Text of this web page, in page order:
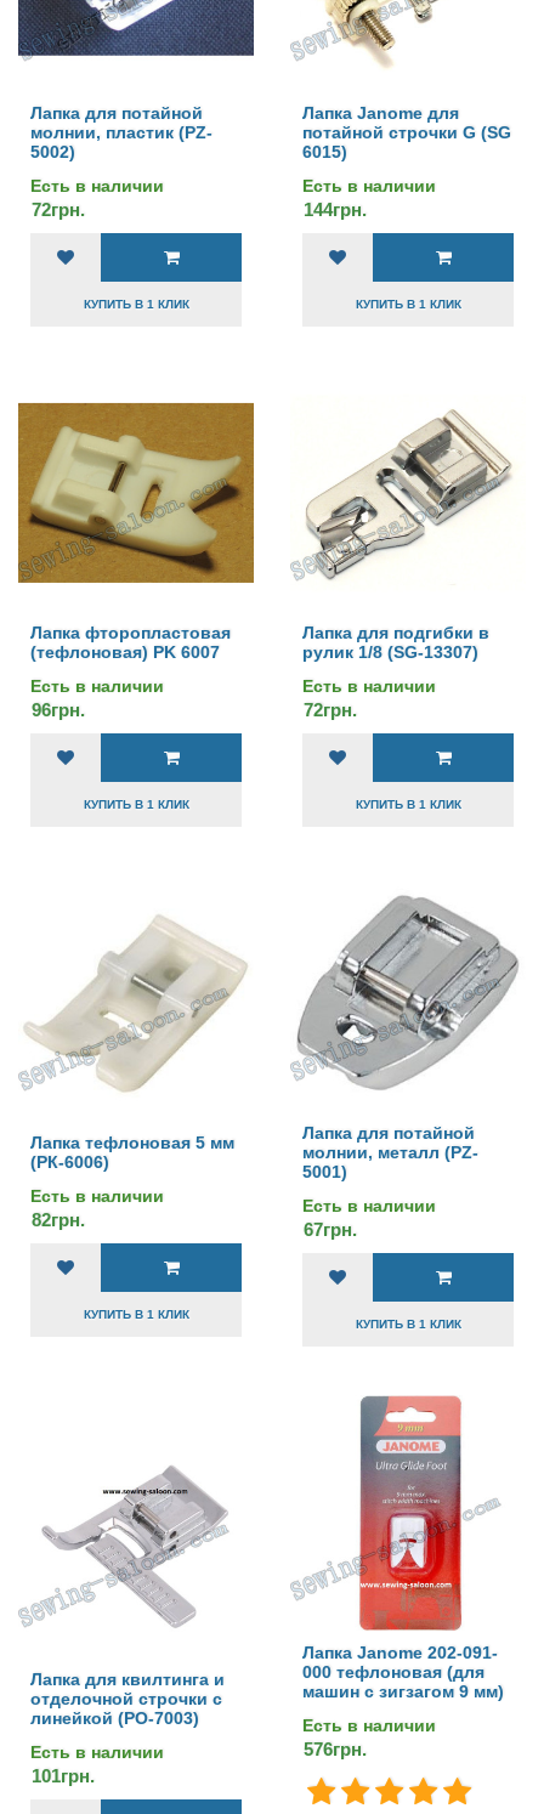
Лапка для потайной
молнии, пластик (PZ-
5002)
Есть в наличии
72грн.
КУПИТЬ В 1 КЛИК
Лапка Janome для
потайной строчки G (SG
6015)
Есть в наличии
144грн.
КУПИТЬ В 1 КЛИК
Лапка фторопластовая
(тефлоновая) PK 6007
Есть в наличии
96грн.
КУПИТЬ В 1 КЛИК
Лапка для подгибки в
рулик 1/8 (SG-13307)
Есть в наличии
72грн.
КУПИТЬ В 1 КЛИК
Лапка тефлоновая 5 мм
(РК-6006)
Есть в наличии
82грн.
КУПИТЬ В 1 КЛИК
Лапка для потайной
молнии, металл (PZ-
5001)
Есть в наличии
67грн.
КУПИТЬ В 1 КЛИК
Лапка для квилтинга и
отделочной строчки с
линейкой (PO-7003)
Есть в наличии
101грн.
Лапка Janome 202-091-
000 тефлоновая (для
машин с зигзагом 9 мм)
Есть в наличии
576грн.